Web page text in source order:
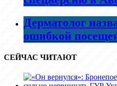
Дерматолог
ошибкой
СЕЙЧАС ЧИТАЮТ